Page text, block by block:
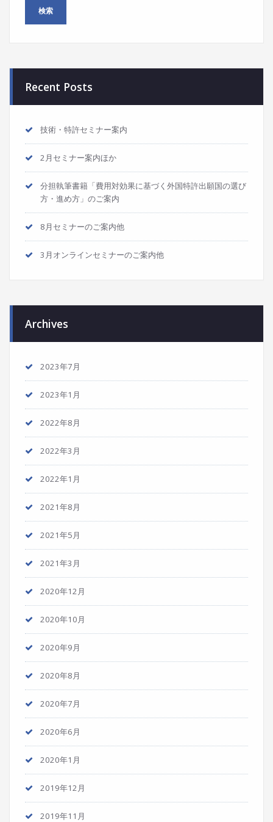
Recent Posts
技術・特許セミナー案内
2月セミナー案内ほか
分担執筆書籍「費用対効果に基づく外国特許出願国の選び
方・進め方」のご案内
8月セミナーのご案内他
3月オンラインセミナーのご案内他
Archives
2023年7月
2023年1月
2022年8月
2022年3月
2022年1月
2021年8月
2021年5月
2021年3月
2020年12月
2020年10月
2020年9月
2020年8月
2020年7月
2020年6月
2020年1月
2019年12月
2019年11月